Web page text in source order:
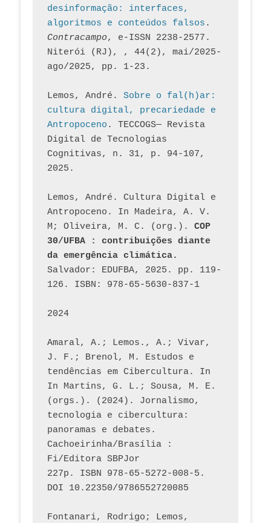
desinformação: interfaces,
algoritmos e conteúdos falsos
Contracampo, e-ISSN 2238-2577.
Niterói (RJ), , 44(2), mai/2025-
ago/2025, pp. 1-23.
Lemos, André. Sobre o fal(h)ar:
cultura digital, precariedade e
Antropoceno . TECCOGS— Revista
Digital de Tecnologias
Cognitivas, n. 31, p. 94-107,
2025.
Lemos, André. Cultura Digital e
Antropoceno. In Madeira, A. V.
M; Oliveira, M. C. (org.). COP
30/UFBA : contribuições diante
da emergência climática.
Salvador: EDUFBA, 2025. pp. 119-
126. ISBN: 978-65-5630-837-1
2024
Amaral, A.; Lemos., A.; Vivar,
J. F.; Brenol, M. Estudos e
tendências em Cibercultura. In
In Martins, G. L.; Sousa, M. E.
(orgs.). (2024). Jornalismo,
tecnologia e cibercultura:
panoramas e debates.
Cachoeirinha/Brasília :
Fi/Editora SBPJor
227p. ISBN 978-65-5272-008-5.
DOI 10.22350/9786552720085
Fontanari, Rodrigo; Lemos,